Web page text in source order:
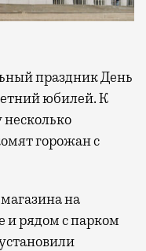
юбилей. К
несколько
горожан с
на
и рядом с парком